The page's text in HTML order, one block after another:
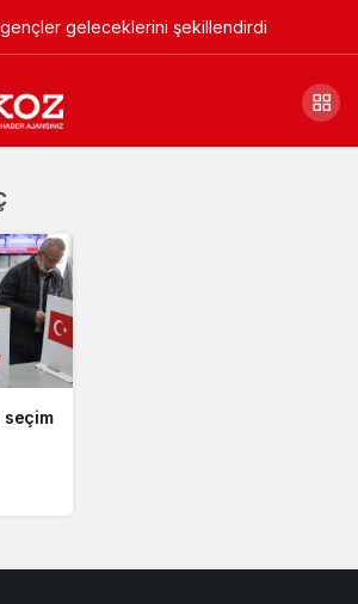
geleceklerini şekillendirdi
seçim